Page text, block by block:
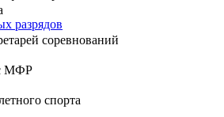
разрядов
соревнований
МФР
спорта